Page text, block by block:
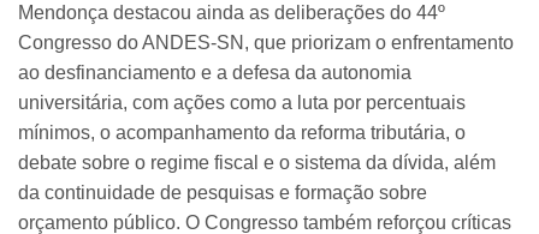
Mendonça destacou ainda as deliberações do 44º
Congresso do ANDES-SN, que priorizam o enfrentamento
ao desfinanciamento e a defesa da autonomia
universitária, com ações como a luta por percentuais
mínimos, o acompanhamento da reforma tributária, o
debate sobre o regime fiscal e o sistema da dívida, além
da continuidade de pesquisas e formação sobre
orçamento público. O Congresso também reforçou críticas